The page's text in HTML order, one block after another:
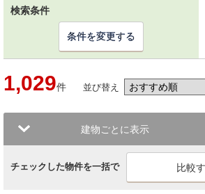
検索条件
条件を変更する
1,029件 並び替え
建物ごとに表示
チェックした物件を一括で